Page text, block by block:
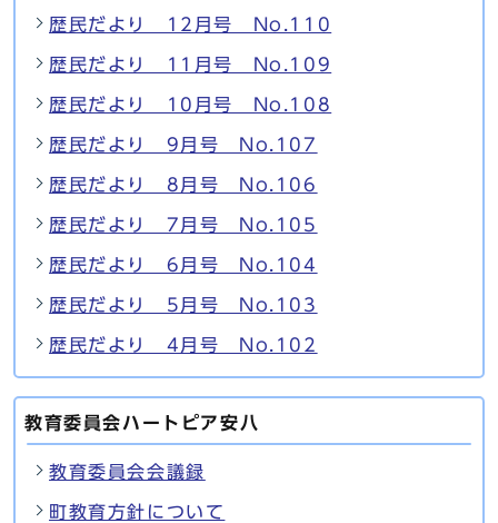
歴民だより 12月号 No.110
歴民だより 11月号 No.109
歴民だより 10月号 No.108
歴民だより 9月号 No.107
歴民だより 8月号 No.106
歴民だより 7月号 No.105
歴民だより 6月号 No.104
歴民だより 5月号 No.103
歴民だより 4月号 No.102
教育委員会ハートピア安八
教育委員会会議録
町教育方針について